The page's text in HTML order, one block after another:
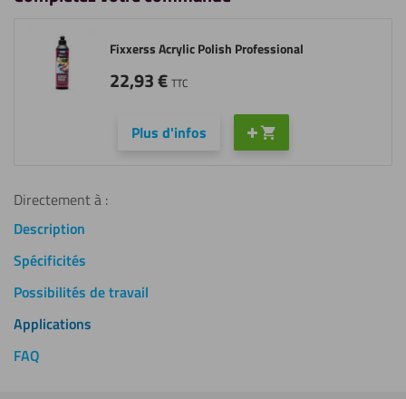
Plus d'infos
Fixxerss Acrylic Polish Professional
22,93€ TTC
Directement à :
Description
Spécificités
Possibilités de travail
Applications
FAQ